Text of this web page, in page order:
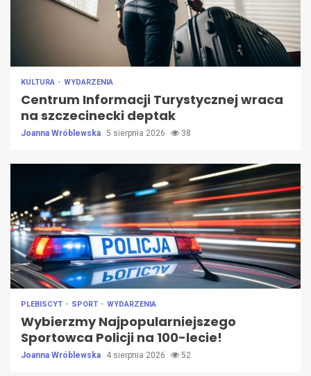
KULTURA WYDARZENIA
Centrum Informacji Turystycznej wraca
na szczecinecki deptak
Joanna Wróblewska 5 sierpnia 2026 38
PLEBISCYT SPORT WYDARZENIA
Wybierzmy Najpopularniejszego
Sportowca Policji na 100-lecie!
Joanna Wróblewska 4 sierpnia 2026 52